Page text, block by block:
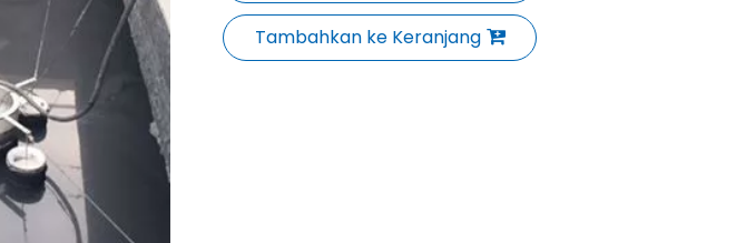
Tambahkan ke Keranjang